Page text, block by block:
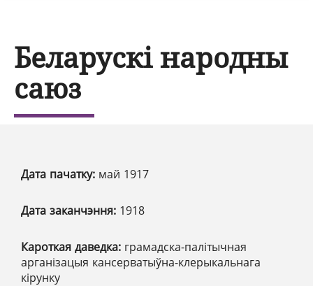
Беларускі народны
саюз
Дата пачатку: май 1917
Дата заканчэння: 1918
Кароткая даведка: грамадска-палітычная
арганізацыя кансерватыўна-клерыкальнага
кірунку